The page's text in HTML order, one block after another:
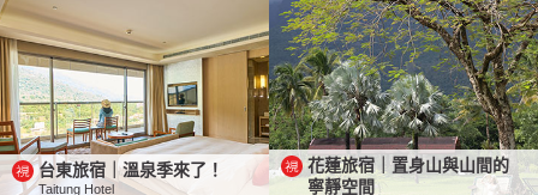
台東旅宿｜溫泉季來了！
Taitung Hotel
花蓮旅宿｜置身山與山間的
寧靜空間